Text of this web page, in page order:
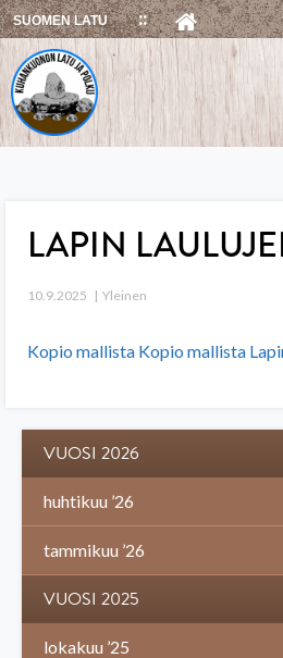
Skip
to
content
SUOMEN LATU
LAPIN
10.9.2025 Yleinen
Kopio mallista Kopio mallista
VUOSI 2026
huhtikuu ’26
tammikuu ’26
VUOSI 2025
lokakuu ’25